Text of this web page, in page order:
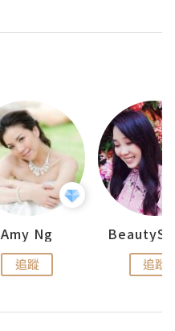
Amy Ng
追蹤 追蹤